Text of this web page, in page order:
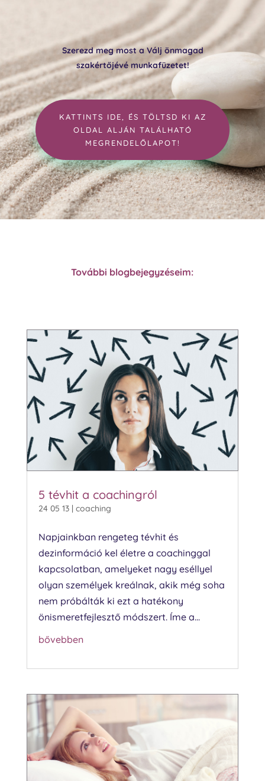
Szerezd meg most a Válj önmagad
szakértőjévé munkafüzetet!
KATTINTS IDE, ÉS TÖLTSD KI AZ
OLDAL ALJÁN TALÁLHATÓ
MEGRENDELŐLAPOT!
További blogbejegyzéseim:
5 tévhit a coachingról
24 05 13| coaching
Napjainkban rengeteg tévhit és
dezinformáció kel életre a coachinggal
kapcsolatban, amelyeket nagy eséllyel
olyan személyek kreálnak, akik még soha
nem próbálták ki ezt a hatékony
önismeretfejlesztő módszert. Íme a...
bővebben